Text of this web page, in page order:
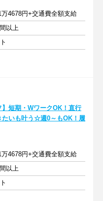
万4678円+交通費全額支給
以上
】短期・WワークOK！直行
いも叶う☆週0～もOK！履
万4678円+交通費全額支給
以上